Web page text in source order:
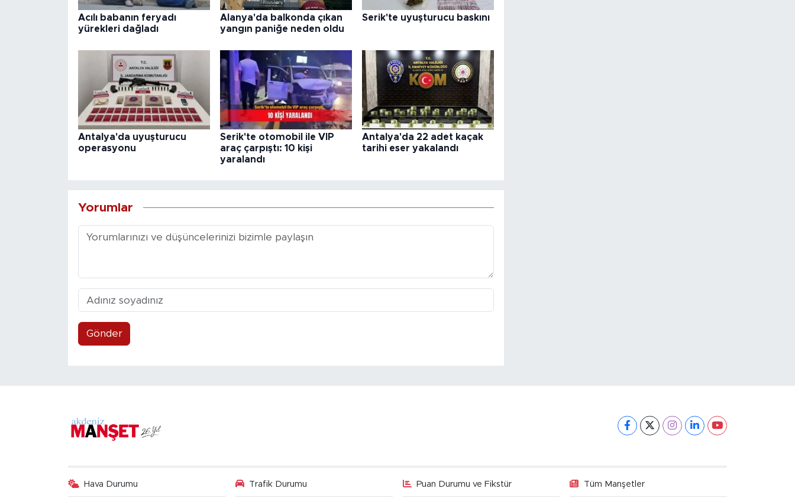
Acılı babanın feryadı
yürekleri dağladı
Alanya'da balkonda çıkan
yangın paniğe neden oldu
Serik'te uyuşturucu baskını
Antalya'da uyuşturucu
operasyonu
Serik'te otomobil ile VIP
araç çarpıştı: 10 kişi
yaralandı
Antalya'da 22 adet kaçak
tarihi eser yakalandı
Yorumlar
Gönder
Hava Durumu Trafik Durumu Puan Durumu ve Fikstür Tüm Manşetler